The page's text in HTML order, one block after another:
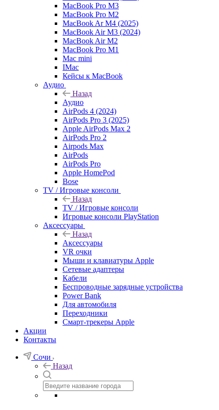
MacBook Pro M3
MacBook Pro M2
MacBook Ar M4 (2025)
MacBook Air M3 (2024)
MacBook Air M2
MacBook Pro M1
Mac mini
IMac
Кейсы к MacBook
Аудио
Назад
Аудио
AirPods 4 (2024)
AirPods Pro 3 (2025)
Apple AirPods Max 2
AirPods Pro 2
Airpods Max
AirPods
AirPods Pro
Apple HomePod
Bose
TV / Игровые консоли
Назад
TV / Игровые консоли
Игровые консоли PlayStation
Аксессуары
Назад
Аксессуары
VR очки
Мыши и клавиатуры Apple
Сетевые адаптеры
Кабели
Беспроводные зарядные устройства
Power Bank
Для автомобиля
Переходники
Смарт-трекеры Apple
Акции
Контакты
Сочи
Назад